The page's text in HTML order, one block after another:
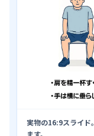
実物の16:9スライド